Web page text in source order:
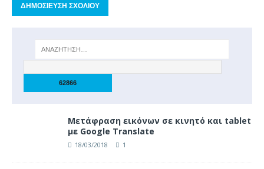
Μετάφραση εικόνων σε κινητό και tablet
με Google Translate
18/03/2018 1